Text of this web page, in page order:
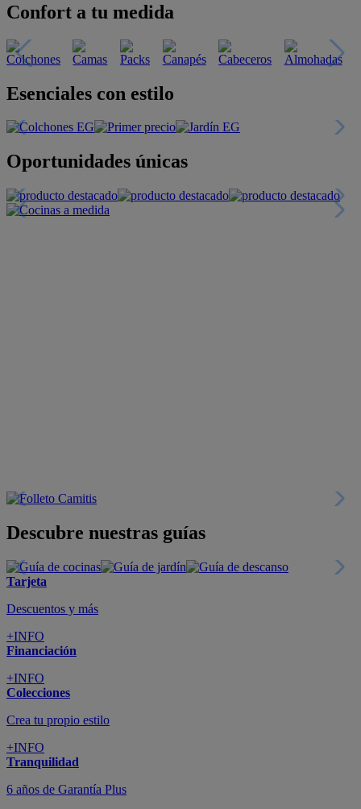
Confort a tu medida
Esenciales con estilo
Oportunidades únicas
Descubre nuestras guías
Tarjeta
Descuentos y más
+INFO
Financiación
+INFO
Colecciones
Crea tu propio estilo
+INFO
Tranquilidad
6 años de Garantía Plus